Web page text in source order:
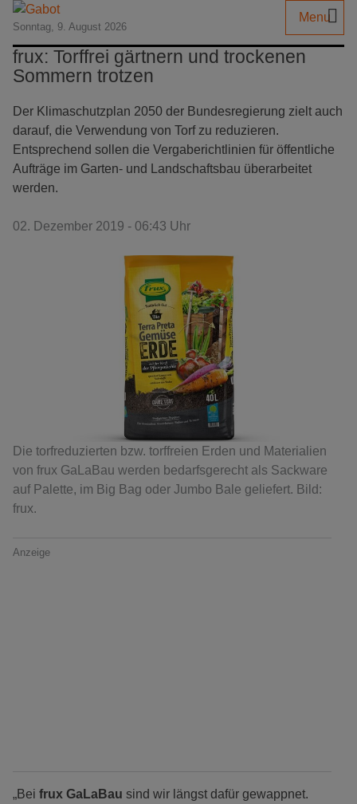
Sonntag, 9. August 2026
Menu
frux: Torffrei gärtnern und trockenen
Sommern trotzen
Der Klimaschutzplan 2050 der Bundesregierung zielt auch
darauf, die Verwendung von Torf zu reduzieren.
Entsprechend sollen die Vergaberichtlinien für öffentliche
Aufträge im Garten- und Landschaftsbau überarbeitet
werden.
02. Dezember 2019 - 06:43 Uhr
Die torfreduzierten bzw. torffreien Erden und Materialien
von frux GaLaBau werden bedarfsgerecht als Sackware
auf Palette, im Big Bag oder Jumbo Bale geliefert. Bild:
frux.
Anzeige
„Bei frux GaLaBau sind wir längst dafür gewappnet.